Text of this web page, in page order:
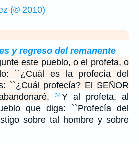
(© 2010)
y regreso del remanente
este pueblo, o el profeta, o
``¿Cuál es la profecía del
``¿Cuál profecía? El SEÑOR
34 Y al profeta, al
que diga: ``Profecía del
sobre tal hombre y sobre